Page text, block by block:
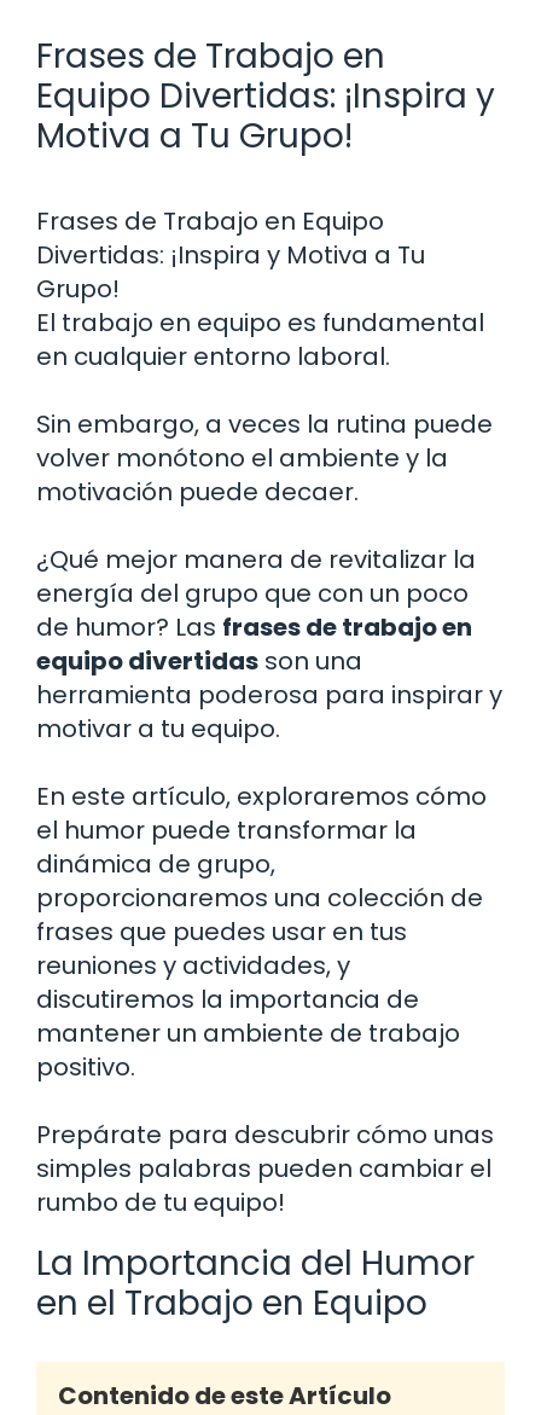
Frases de Trabajo en
Equipo Divertidas: ¡Inspira y
Motiva a Tu Grupo!
Frases de Trabajo en Equipo
Divertidas: ¡Inspira y Motiva a Tu
Grupo!
El trabajo en equipo es fundamental
en cualquier entorno laboral.
Sin embargo, a veces la rutina puede
volver monótono el ambiente y la
motivación puede decaer.
¿Qué mejor manera de revitalizar la
energía del grupo que con un poco
de humor? Las frases de trabajo en
equipo divertidas son una
herramienta poderosa para inspirar y
motivar a tu equipo.
En este artículo, exploraremos cómo
el humor puede transformar la
dinámica de grupo,
proporcionaremos una colección de
frases que puedes usar en tus
reuniones y actividades, y
discutiremos la importancia de
mantener un ambiente de trabajo
positivo.
Prepárate para descubrir cómo unas
simples palabras pueden cambiar el
rumbo de tu equipo!
La Importancia del Humor
en el Trabajo en Equipo
Contenido de este Artículo